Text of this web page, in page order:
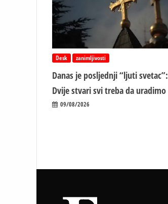
Desk zanimljivosti
Danas je posljednji “ljuti svetac”:
Dvije stvari svi treba da uradimo
09/08/2026